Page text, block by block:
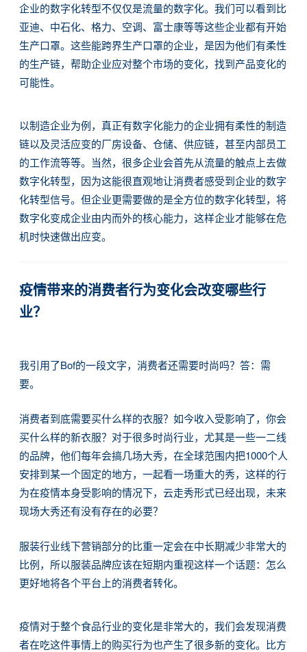
企业的数字化转型不仅仅是流量的数字化。我们可以看到比
亚迪、中石化、格力、空调、富士康等等这些企业都有开始
生产口罩。这些能跨界生产口罩的企业，是因为他们有柔性
的生产链，帮助企业应对整个市场的变化，找到产品变化的
可能性。
以制造企业为例，真正有数字化能力的企业拥有柔性的制造
链以及灵活应变的厂房设备、仓储、供应链，甚至内部员工
的工作流等等。当然，很多企业会首先从流量的触点上去做
数字化转型，因为这能很直观地让消费者感受到企业的数字
化转型信号。但企业更需要做的是全方位的数字化转型，将
数字化变成企业由内而外的核心能力，这样企业才能够在危
机时快速做出应变。
疫情带来的消费者行为变化会改变哪些行
业？
我引用了Bof的一段文字，消费者还需要时尚吗？答：需
要。
消费者到底需要买什么样的衣服？如今收入受影响了，你会
买什么样的新衣服？对于很多时尚行业，尤其是一些一二线
的品牌，他们每年会搞几场大秀，在全球范围内把1000个人
安排到某一个固定的地方，一起看一场重大的秀，这样的行
为在疫情本身受影响的情况下，云走秀形式已经出现，未来
现场大秀还有没有存在的必要？
服装行业线下营销部分的比重一定会在中长期减少非常大的
比例，所以服装品牌应该在短期内重视这样一个话题：怎么
更好地将各个平台上的消费者转化。
疫情对于整个食品行业的变化是非常大的，我们会发现消费
者在吃这件事情上的购买行为也产生了很多新的变化。比方